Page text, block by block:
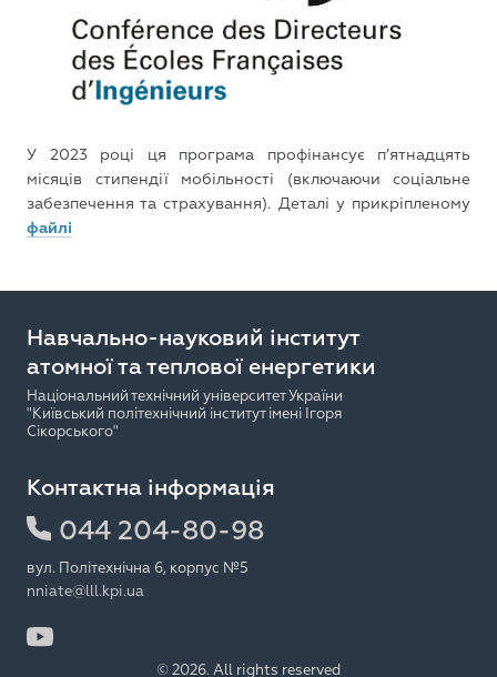
У 2023 році ця програма профінансує п’ятнадцять
місяців стипендії мобільності (включаючи соціальне
забезпечення та страхування). Деталі у прикріпленому
файлі
Навчально-науковий інститут
атомної та теплової енергетики
Національний технічний університет України
"Київський політехнічний інститут імені Ігоря
Сікорського"
Контактна інформація
044 204-80-98
вул. Політехнічна 6, корпус №5
nniate@lll.kpi.ua
© 2026. All rights reserved